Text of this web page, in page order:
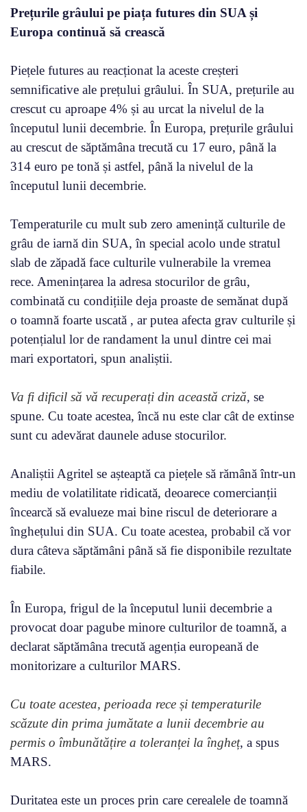
Prețurile grâului pe piața futures din SUA și
Europa continuă să crească
Piețele futures au reacționat la aceste creșteri
semnificative ale prețului grâului. În SUA, prețurile au
crescut cu aproape 4% și au urcat la nivelul de la
începutul lunii decembrie. În Europa, prețurile grâului
au crescut de săptămâna trecută cu 17 euro, până la
314 euro pe tonă și astfel, până la nivelul de la
începutul lunii decembrie.
Temperaturile cu mult sub zero amenință culturile de
grâu de iarnă din SUA, în special acolo unde stratul
slab de zăpadă face culturile vulnerabile la vremea
rece. Amenințarea la adresa stocurilor de grâu,
combinată cu condițiile deja proaste de semănat după
o toamnă foarte uscată , ar putea afecta grav culturile și
potențialul lor de randament la unul dintre cei mai
mari exportatori, spun analiștii.
Va fi dificil să vă recuperați din această criză, se
spune. Cu toate acestea, încă nu este clar cât de extinse
sunt cu adevărat daunele aduse stocurilor.
Analiștii Agritel se așteaptă ca piețele să rămână într-un
mediu de volatilitate ridicată, deoarece comercianții
încearcă să evalueze mai bine riscul de deteriorare a
înghețului din SUA. Cu toate acestea, probabil că vor
dura câteva săptămâni până să fie disponibile rezultate
fiabile.
În Europa, frigul de la începutul lunii decembrie a
provocat doar pagube minore culturilor de toamnă, a
declarat săptămâna trecută agenția europeană de
monitorizare a culturilor MARS.
Cu toate acestea, perioada rece și temperaturile
scăzute din prima jumătate a lunii decembrie au
permis o îmbunătățire a toleranței la îngheț, a spus
MARS.
Duritatea este un proces prin care cerealele de toamnă